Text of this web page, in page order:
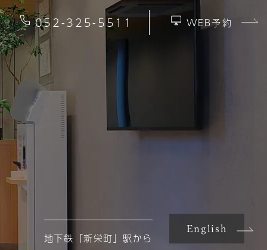
052-325-5511 WEB予約
地下鉄「新栄町」駅から
English